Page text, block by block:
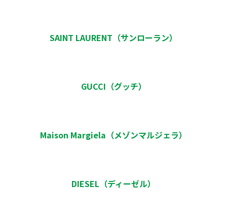
SAINT LAURENT（サンローラン）
GUCCI（グッチ）
Maison Margiela（メゾンマルジェラ）
DIESEL（ディーゼル）